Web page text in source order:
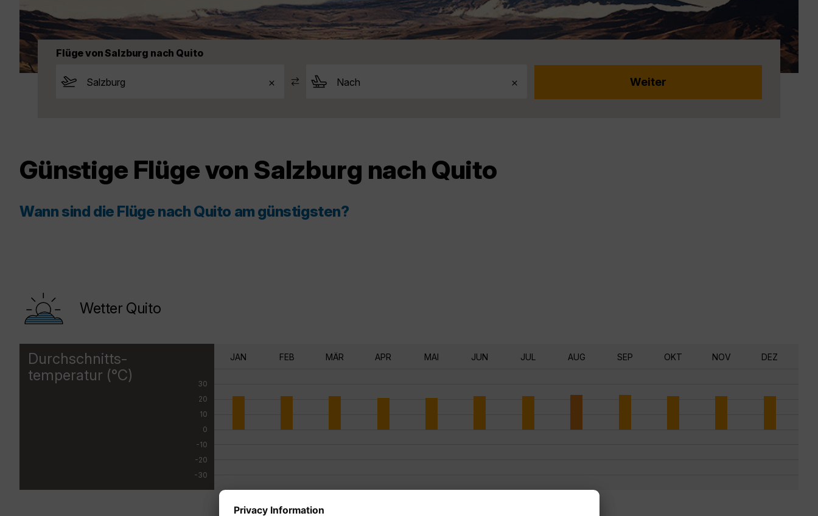
Flüge von Salzburg nach Quito
Günstige Flüge von Salzburg nach Quito
Wann sind die Flüge nach Quito am günstigsten?
Wetter Quito
Durchschnitts-
temperatur (°C)
30
20
10
0
-10
-20
-30
JAN FEB MÄR APR MAI JUN JUL AUG SEP OKT NOV DEZ